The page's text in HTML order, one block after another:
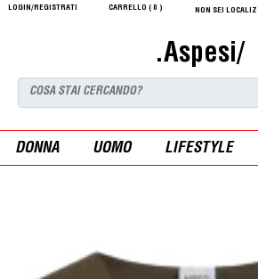
LOGIN/REGISTRATI CARRELLO ( 0 ) NON SEI
.Aspesi/
DONNA UOMO LIFESTYLE